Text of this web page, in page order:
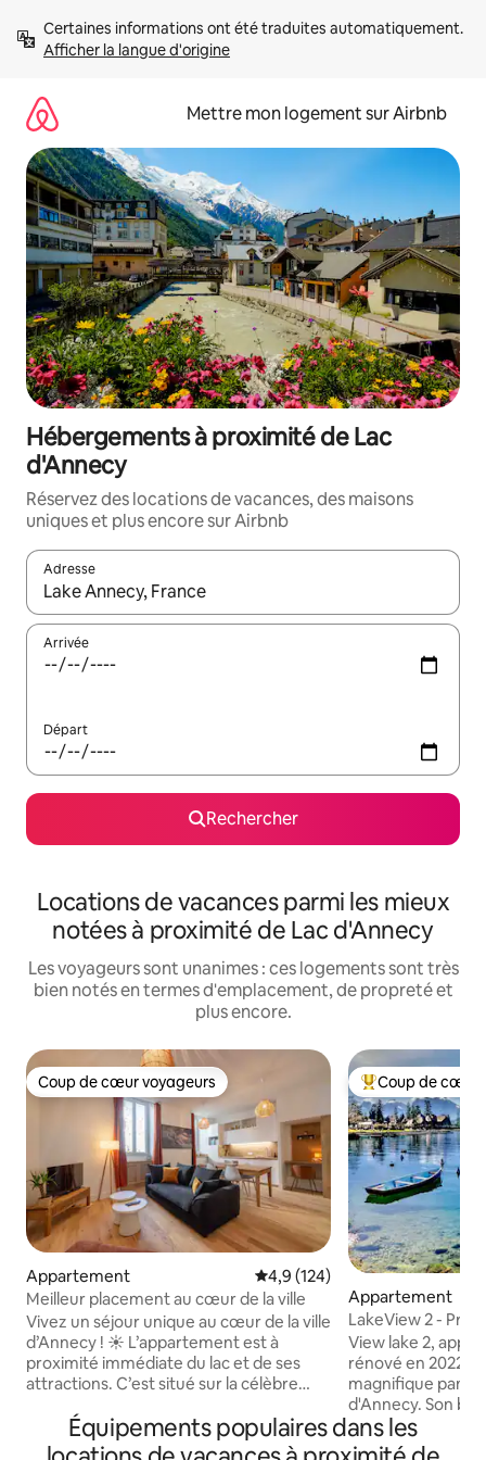
directement
Afficher la langue d'origine
Mettre mon logement sur Airbnb
Hébergements à proximité de Lac
d'Annecy
Réservez des locations de vacances, des maisons
uniques et plus encore sur Airbnb
Adresse
Lorsque les résultats s'affichent, utilisez les flèches vers le
Arrivée
Départ
Rechercher
Locations de vacances parmi les mieux
notées à proximité de Lac d'Annecy
Les voyageurs sont unanimes : ces logements sont très
bien notés en termes d'emplacement, de propreté et
plus encore.
Coup de cœur voyageurs
Coup de cœur voyageurs
Appartement Évaluation moyenne sur la
4,9 (124)
Meilleur placement au cœur de la ville
Vivez un séjour unique au cœur de la ville
d’Annecy ! ☀️ L’appartement est à
proximité immédiate du lac et de ses
attractions. C’est situé sur la célèbre
au dessus des canaux, au plus près des
monuments historiques de la ville. Un
Coups de cœur
Coup de cœur
Appartement
LakeView 2 -
du lac
View lake 2,
rénové en 2022,
magnifique
d'Annecy. Son
vous permettra
pleinement. Idéalement situé, vous êtes
Équipements populaires dans les